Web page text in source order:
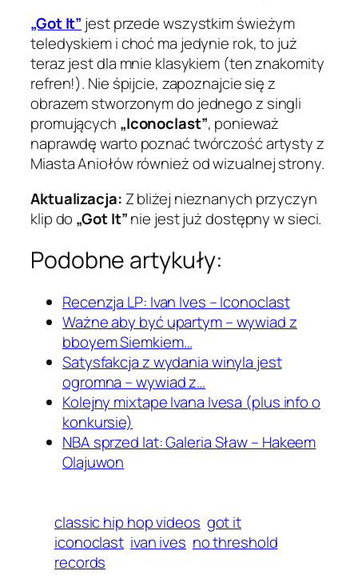
„Got It” jest przede wszystkim świeżym
teledyskiem i choć ma jedynie rok, to już
teraz jest dla mnie klasykiem (ten znakomity
refren!). Nie śpijcie, zapoznajcie się z
obrazem stworzonym do jednego z singli
promujących „Iconoclast”, ponieważ
naprawdę warto poznać twórczość artysty z
Miasta Aniołów również od wizualnej strony.
Aktualizacja: Z bliżej nieznanych przyczyn
klip do „Got It”nie jest już dostępny w sieci.
Podobne artykuły:
Recenzja LP: Ivan Ives – Iconoclast
Ważne aby być upartym – wywiad z
bboyem Siemkiem…
Satysfakcja z wydania winyla jest
ogromna – wywiad z…
Kolejny mixtape Ivana Ivesa (plus info o
konkursie)
NBA sprzed lat: Galeria Sław – Hakeem
Olajuwon
classic hip hop videos got it
iconoclast ivan ives no threshold
records